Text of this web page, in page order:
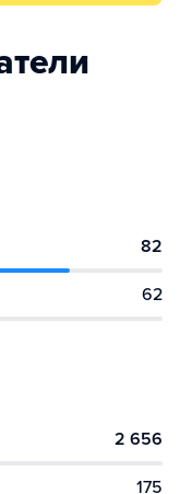
82
62
2 656
175